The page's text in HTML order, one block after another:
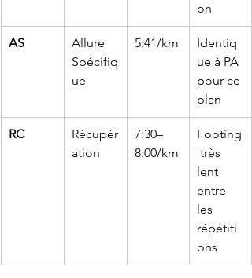
on
AS
Allure
Spécifiq
ue
5:41/km
Identiq
ue à PA
pour ce
plan
RC
Récupér
ation
7:30–
8:00/km
Footing
très
lent
entre
les
répétiti
ons